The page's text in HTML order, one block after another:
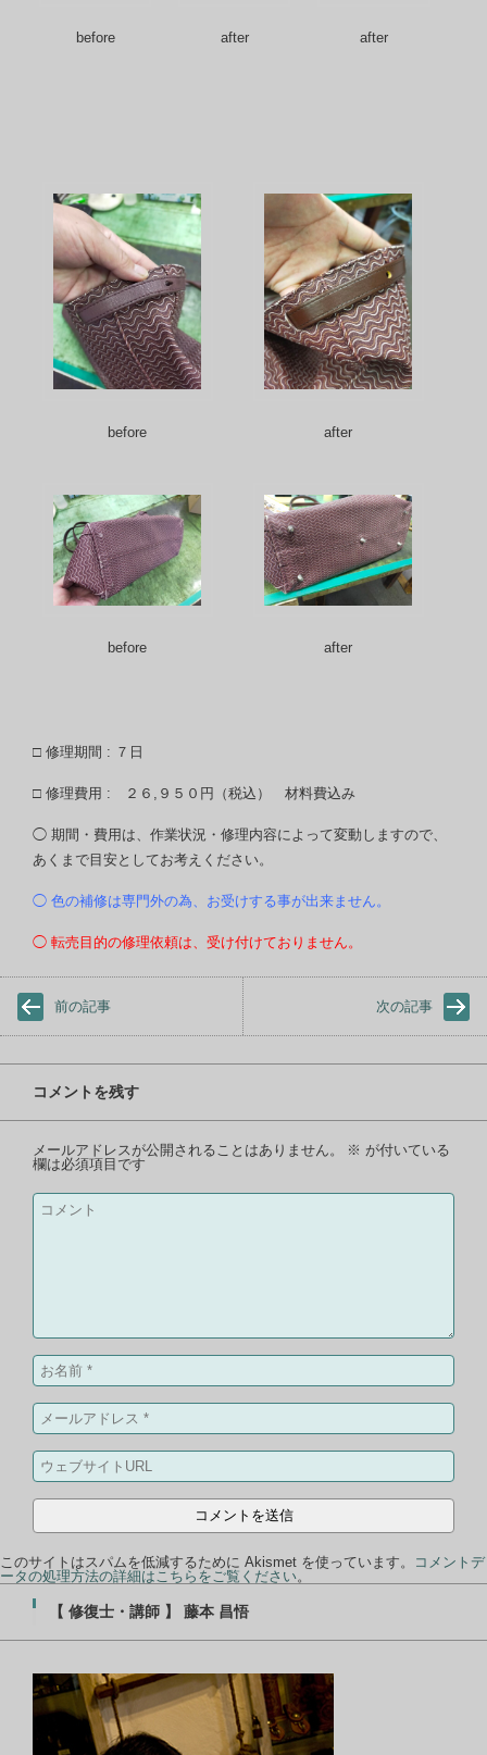
before after after
before after
before after
□ 修理期間 : ７日
□ 修理費用 : ２６,９５０円（税込） 材料費込み
◯ 期間・費用は、作業状況・修理内容によって変動しますので、
あくまで目安としてお考えください。
◯ 色の補修は専門外の為、お受けする事が出来ません。
◯ 転売目的の修理依頼は、受け付けておりません。
前の記事 次の記事
コメントを残す
メールアドレスが公開されることはありません。 ※ が付いている
欄は必須項目です
このサイトはスパムを低減するために Akismet を使っています。
コメントデ
ータの処理方法の詳細はこちらをご覧ください。
【 修復士・講師 】 藤本 昌悟